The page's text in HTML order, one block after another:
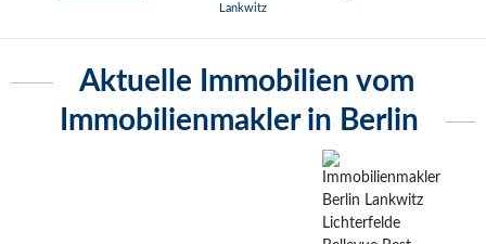
Lankwitz
Aktuelle Immobilien vom
Immobilienmakler in Berlin